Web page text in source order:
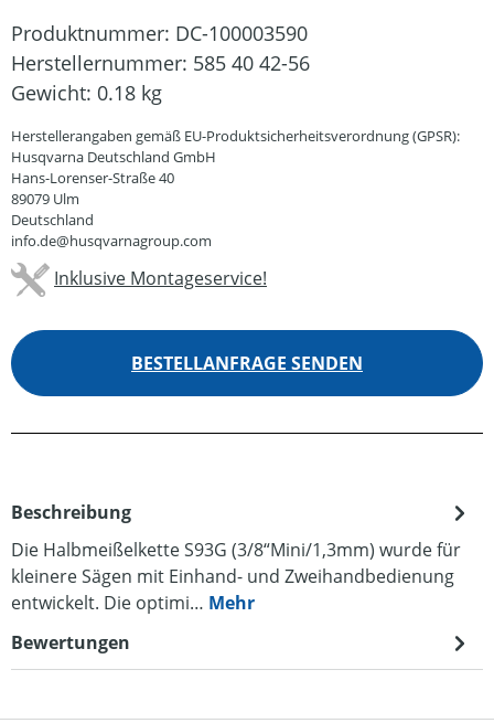
Produktnummer: DC-100003590
Herstellernummer: 585 40 42-56
Gewicht: 0.18 kg
Herstellerangaben gemäß EU-Produktsicherheitsverordnung (GPSR):
Husqvarna Deutschland GmbH
Hans-Lorenser-Straße 40
89079 Ulm
Deutschland
info.de@husqvarnagroup.com
Inklusive Montageservice!
BESTELLANFRAGE SENDEN
Beschreibung
Die Halbmeißelkette S93G (3/8“Mini/1,3mm) wurde für
kleinere Sägen mit Einhand- und Zweihandbedienung
entwickelt. Die optimi… Mehr
Bewertungen